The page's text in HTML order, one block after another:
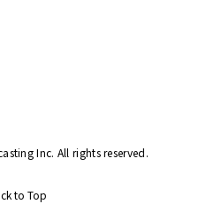
Inc. All rights reserved.
to Top